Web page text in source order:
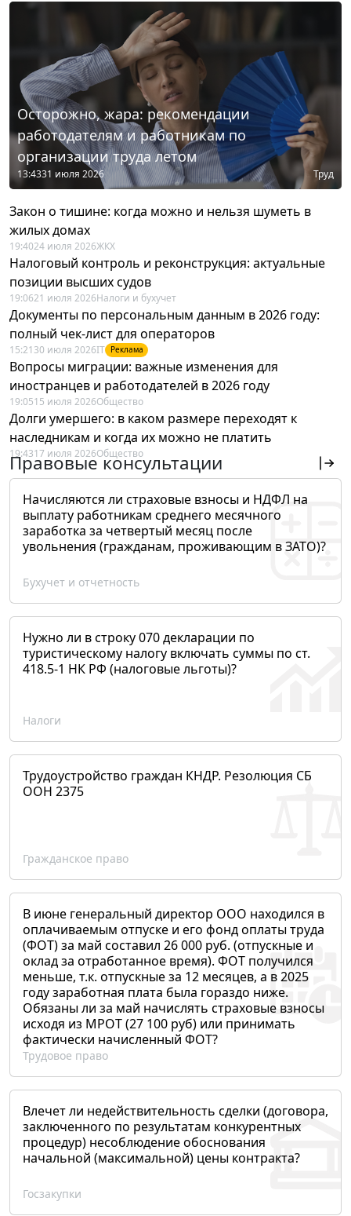
Осторожно, жара: рекомендации
работодателям и работникам по
организации труда летом
13:4331 июля 2026 Труд
Закон о тишине: когда можно и нельзя шуметь в
жилых домах
19:4024 июля 2026ЖКХ
Налоговый контроль и реконструкция: актуальные
позиции высших судов
19:0621 июля 2026Налоги и бухучет
Документы по персональным данным в 2026 году:
полный чек-лист для операторов
15:21 30 июля 2026IT Реклама
Вопросы миграции: важные изменения для
иностранцев и работодателей в 2026 году
19:0515 июля 2026Общество
Долги умершего: в каком размере переходят к
наследникам и когда их можно не платить
19:4317 июля 2026Общество
Правовые консультации
Начисляются ли страховые взносы и НДФЛ на
выплату работникам среднего месячного
заработка за четвертый месяц после
увольнения (гражданам, проживающим в ЗАТО)?
Бухучет и отчетность
Нужно ли в строку 070 декларации по
туристическому налогу включать суммы по ст.
418.5-1 НК РФ (налоговые льготы)?
Налоги
Трудоустройство граждан КНДР. Резолюция СБ
ООН 2375
Гражданское право
В июне генеральный директор ООО находился в
оплачиваемым отпуске и его фонд оплаты труда
(ФОТ) за май составил 26 000 руб. (отпускные и
оклад за отработанное время). ФОТ получился
меньше, т.к. отпускные за 12 месяцев, а в 2025
году заработная плата была гораздо ниже.
Обязаны ли за май начислять страховые взносы
исходя из МРОТ (27 100 руб) или принимать
фактически начисленный ФОТ?
Трудовое право
Влечет ли недействительность сделки (договора,
заключенного по результатам конкурентных
процедур) несоблюдение обоснования
начальной (максимальной) цены контракта?
Госзакупки